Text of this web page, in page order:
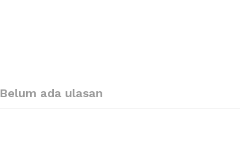
Belum ada ulasan